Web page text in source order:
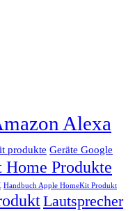
Alexa
produkte Geräte Google
Home Produkte
Handbuch Apple HomeKit Produkt
Lautsprecher